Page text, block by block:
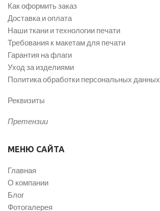
Как оформить заказ
Доставка и оплата
Наши ткани и технологии печати
Требования к макетам для печати
Гарантия на флаги
Уход за изделиями
Политика обработки персональных данных
Реквизиты
Претензии
МЕНЮ САЙТА
Главная
О компании
Блог
Фотогалерея